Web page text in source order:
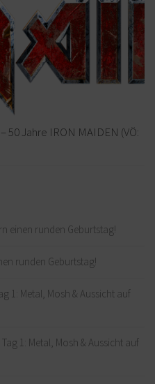
50 Jahre IRON MAIDEN (VÖ:
einen runden Geburtstag!
runden Geburtstag!
1: Metal, Mosh & Aussicht auf
1: Metal, Mosh & Aussicht auf